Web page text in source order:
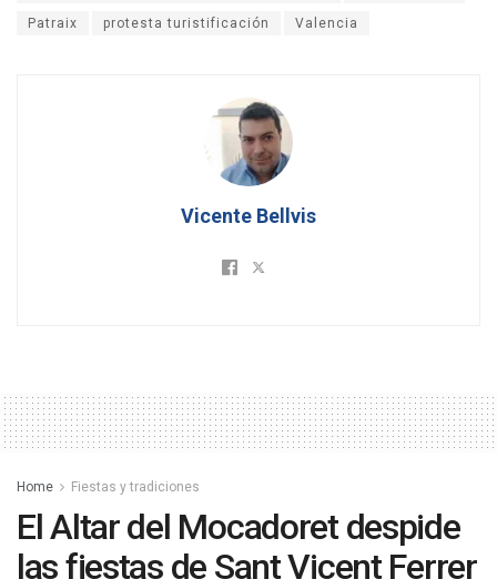
Patraix protesta turistificación Valencia
Vicente Bellvis
Home Fiestas y tradiciones
El Altar del Mocadoret despide
las fiestas de Sant Vicent Ferrer